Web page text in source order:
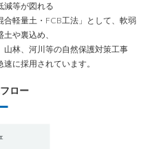
減等が図れる
軽量土・FCB工法」として、軟弱
や裏込め、
林、河川等の自然保護対策工事
に採用されています。
ロー